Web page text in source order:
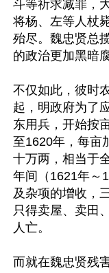
斗等祈求减罪，
将杨、左等人杖
殆尽。魏忠贤总
的政治更加黑暗
不仅如此，彼时
起，明政府为了
东用兵，开始按
至1620年，每亩
十万两，相当于
年间（1621年～
及杂项的增收，
只得卖屋、卖田
人亡。
而就在魏忠贤残